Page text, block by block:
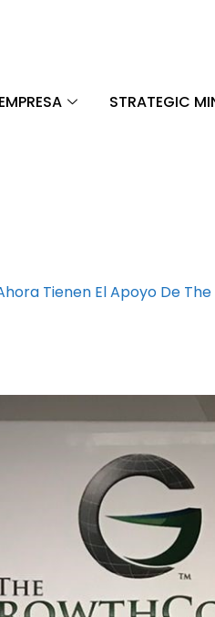
STRATEGIC
Tienen El Apoyo De